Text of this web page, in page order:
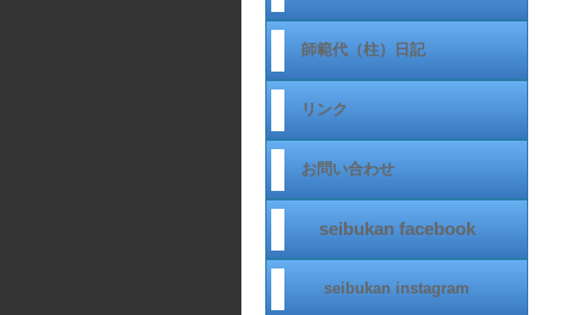
師範代（柱）日記
リンク
お問い合わせ
seibukan facebook
seibukan instagram